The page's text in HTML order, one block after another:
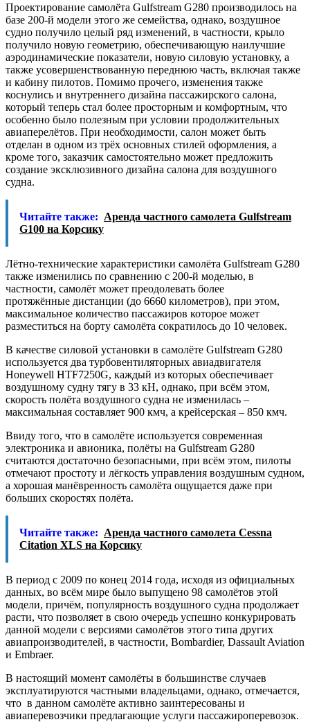
Проектирование самолёта Gulfstream G280 производилось на
базе 200-й модели этого же семейства, однако, воздушное
судно получило целый ряд изменений, в частности, крыло
получило новую геометрию, обеспечивающую наилучшие
аэродинамические показатели, новую силовую установку, а
также усовершенствованную переднюю часть, включая также
и кабину пилотов. Помимо прочего, изменения также
коснулись и внутреннего дизайна пассажирского салона,
который теперь стал более просторным и комфортным, что
особенно было полезным при условии продолжительных
авиаперелётов. При необходимости, салон может быть
отделан в одном из трёх основных стилей оформления, а
кроме того, заказчик самостоятельно может предложить
создание эксклюзивного дизайна салона для воздушного
судна.
Читайте также: Аренда частного самолета Gulfstream
G100 на Корсику
Лётно-технические характеристики самолёта Gulfstream G280
также изменились по сравнению с 200-й моделью, в
частности, самолёт может преодолевать более
протяжённые дистанции (до 6660 километров), при этом,
максимальное количество пассажиров которое может
разместиться на борту самолёта сократилось до 10 человек.
В качестве силовой установки в самолёте Gulfstream G280
используется два турбовентиляторных авиадвигателя
Honeywell HTF7250G, каждый из которых обеспечивает
воздушному судну тягу в 33 кН, однако, при всём этом,
скорость полёта воздушного судна не изменилась –
максимальная составляет 900 кмч, а крейсерская – 850 кмч.
Ввиду того, что в самолёте используется современная
электроника и авионика, полёты на Gulfstream G280
считаются достаточно безопасными, при всём этом, пилоты
отмечают простоту и лёгкость управления воздушным судном,
а хорошая манёвренность самолёта ощущается даже при
больших скоростях полёта.
Читайте также: Аренда частного самолета Cessna
Citation XLS на Корсику
В период с 2009 по конец 2014 года, исходя из официальных
данных, во всём мире было выпущено 98 самолётов этой
модели, причём, популярность воздушного судна продолжает
расти, что позволяет в свою очередь успешно конкурировать
данной модели с версиями самолётов этого типа других
авиапроизводителей, в частности, Bombardier, Dassault Aviation
и Embraer.
В настоящий момент самолёты в большинстве случаев
эксплуатируются частными владельцами, однако, отмечается,
что в данном самолёте активно заинтересованы и
авиаперевозчики предлагающие услуги пассажироперевозок.